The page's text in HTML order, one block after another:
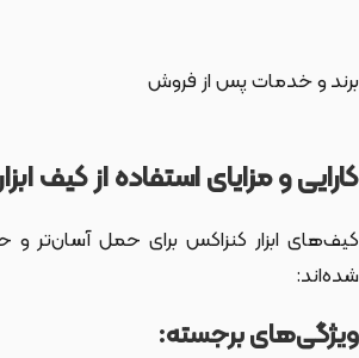
برند و خدمات پس از فروش
کارایی و مزایای استفاده از کیف
کیف‌های ابزار کنزاکس برای حمل آسان‌تر و
شده‌اند:
ویژگی‌های برجسته: